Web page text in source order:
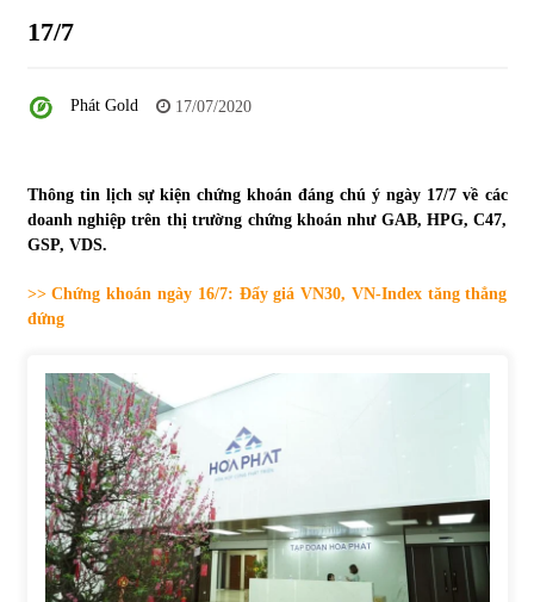
Top 10 mặt hàng Việt Nam xuất khẩu nhiều nhất tháng
Tự doanh ngày 3.6.2022: CTCK mua ròng 28,7 tỷ đồng
Bất ổn từ các cuộc đấu giá đất ở Thanh Hoá
31/05/2022
Tiền gửi vào ngân hàng tiếp tục tăng mạnh
31/05/2022
17/7
Phát Gold 17/07/2020
Thông tin lịch sự kiện chứng khoán đáng chú ý ngày 17/7 về các
doanh nghiệp trên thị trường chứng khoán như GAB, HPG, C47,
GSP, VDS.
>> Chứng khoán ngày 16/7: Đẩy giá VN30, VN-Index tăng thẳng
đứng